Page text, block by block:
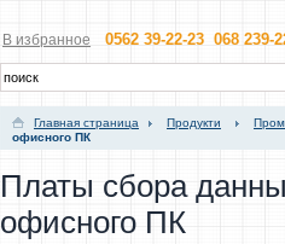
В избранное 0562 39-22-23 068 239-
Главная страница Продукти
офисного ПК
Платы сбора
офисного ПК